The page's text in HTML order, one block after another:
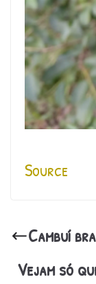
Source
Cambuí
Vejam só